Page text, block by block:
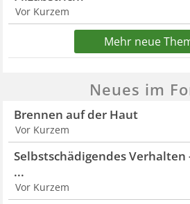
Vor Kurzem
Mehr neue
Neues im
Brennen auf der Haut
Vor Kurzem
Selbstschädigendes
...
Vor Kurzem